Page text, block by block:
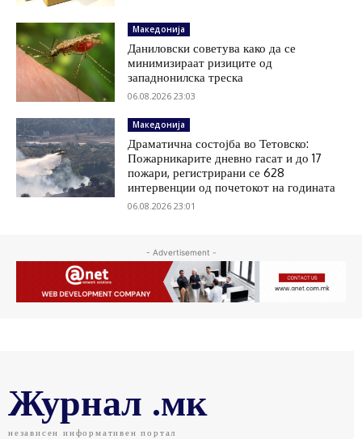
Македонија
Даниловски советува како да се
минимизираат ризиците од
западнонилска треска
06.08.2026 23:03
Македонија
Драматична состојба во Тетовско:
Пожарникарите дневно гасат и до 17
пожари, регистрирани се 628
интервенции од почетокот на годината
06.08.2026 23:01
- Advertisement -
Журнал .мк
независен информативен портал